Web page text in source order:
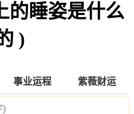
的睡姿是什么
)
事业运程 紫薇财运